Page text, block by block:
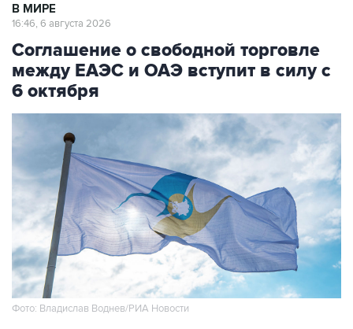
В МИРЕ
16:46, 6 августа 2026
Соглашение о свободной торговле
между ЕАЭС и ОАЭ вступит в силу с
6 октября
Фото: Владислав Воднев/РИА Новости